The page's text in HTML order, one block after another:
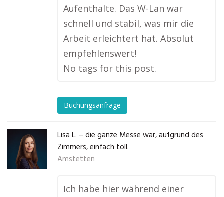
Aufenthalte. Das W-Lan war
schnell und stabil, was mir die
Arbeit erleichtert hat. Absolut
empfehlenswert!
No tags for this post.
Buchungsanfrage
Lisa L. – die ganze Messe war, aufgrund des
Zimmers, einfach toll.
Amstetten
Ich habe hier während einer